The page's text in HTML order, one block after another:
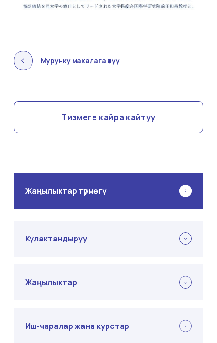
Мурунку макалага өтүү
Тизмеге кайра кайтуу
Жаңылыктар түрмөгү
Кулактандыруу
Жаңылыктар
Иш-чаралар жана курстар